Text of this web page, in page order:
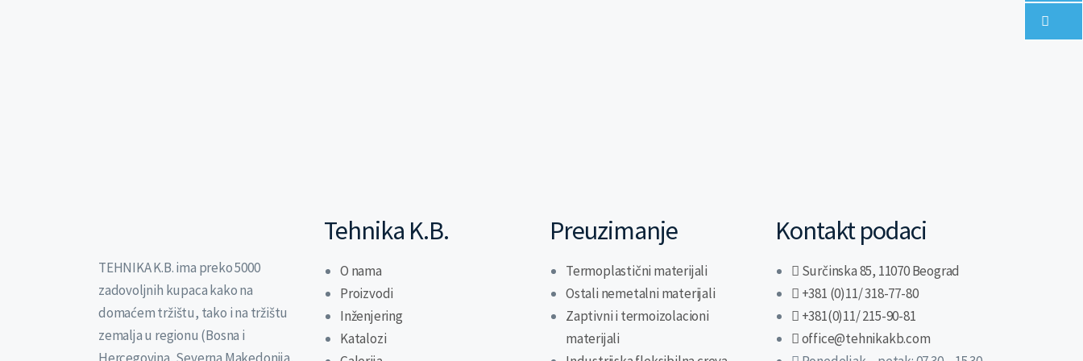
TEHNIKA K.B. ima preko 5000
zadovoljnih kupaca kako na
domaćem tržištu, tako i na tržištu
zemalja u regionu (Bosna i
Tehnika K.B.
O nama
Proizvodi
Inženjering
Katalozi
Preuzimanje
Termoplastični materijali
Ostali nemetalni materijali
Zaptivni i termoizolacioni
materijali
Kontakt podaci
Surčinska 85, 11070 Beograd
+381 (0)11/ 318-77-80
+381(0)11/ 215-90-81
office@tehnikakb.com